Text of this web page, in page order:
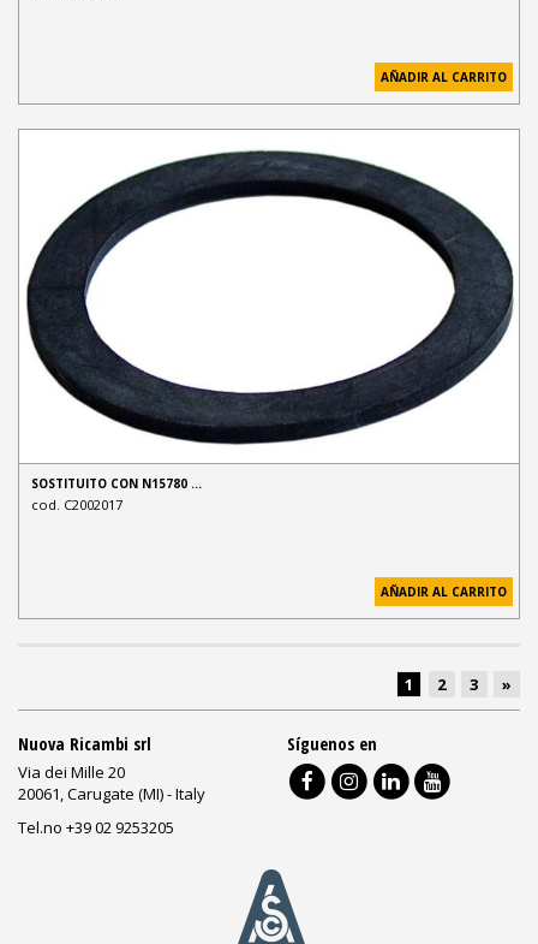
AÑADIR AL CARRITO
SOSTITUITO CON N15780 …
cod. C2002017
AÑADIR AL CARRITO
1 2 3 »
Nuova Ricambi srl
Via dei Mille 20
20061, Carugate (MI) - Italy
Tel.no +39 02 9253205
Síguenos en